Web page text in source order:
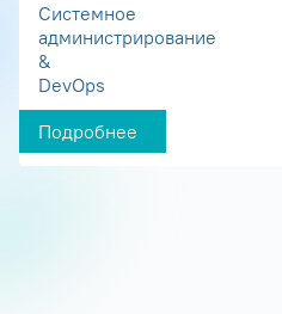
Системное
администрирование
&
DevOps
Подробнее